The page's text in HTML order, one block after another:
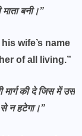
बनी।”
wife’s name
of all living.”
मार्ग की दे जिस में उस
न हटेगा।”